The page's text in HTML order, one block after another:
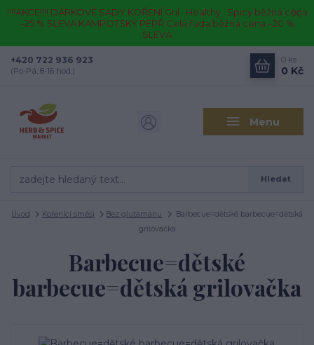
!!!!AKCE!!!! DÁRKOVÉ SADY KOŘENÍ Gril · Healthy · Spicy běžná cena
–25 % SLEVA KAMPOTSKÝ PEPŘ Celá řada běžná cena –20 %
SLEVA
Menu
Hledat
+420 722 936 923
(Po-Pá, 8-16 hod.)
0 ks
0 Kč
Úvod Kořenící směsi Bez glutamanu
Barbecue=dětské barbecue=dětská
grilovačka
Barbecue=dětské
barbecue=dětská grilovačka